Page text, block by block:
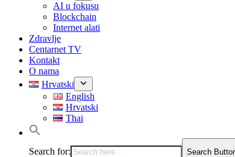
AI u fokusu
Blockchain
Internet alati
Zdravlje
Centarnet TV
Kontakt
O nama
Hrvatski
English
Hrvatski
Thai
Search for: Search